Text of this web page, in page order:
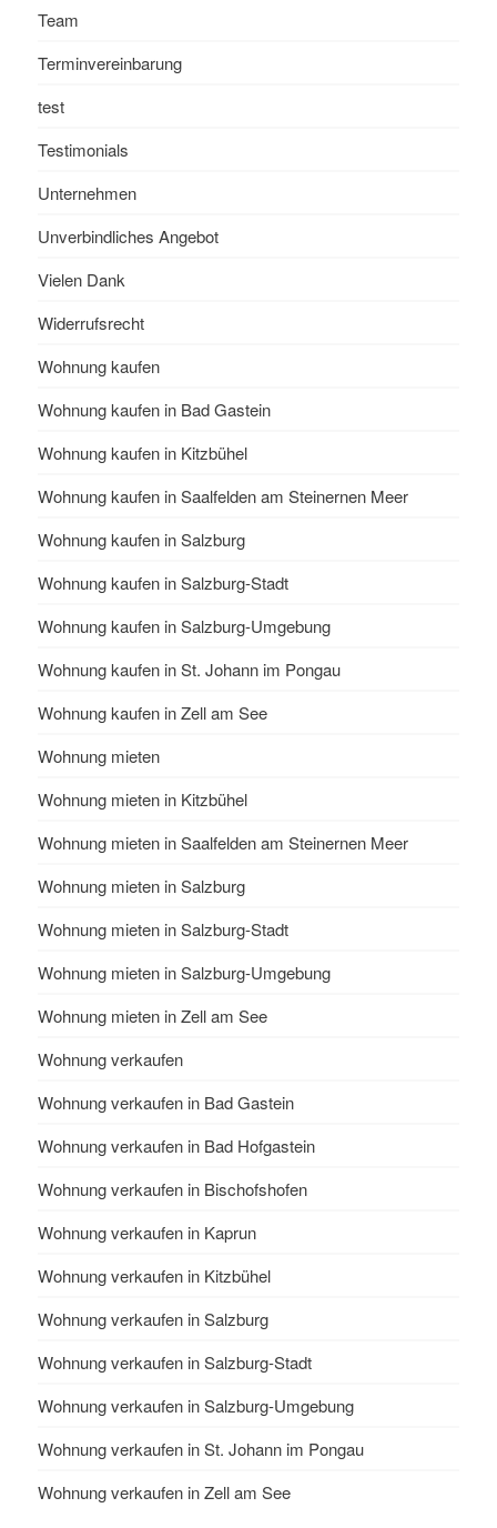
Team
Terminvereinbarung
test
Testimonials
Unternehmen
Unverbindliches Angebot
Vielen Dank
Widerrufsrecht
Wohnung kaufen
Wohnung kaufen in Bad Gastein
Wohnung kaufen in Kitzbühel
Wohnung kaufen in Saalfelden am Steinernen Meer
Wohnung kaufen in Salzburg
Wohnung kaufen in Salzburg-Stadt
Wohnung kaufen in Salzburg-Umgebung
Wohnung kaufen in St. Johann im Pongau
Wohnung kaufen in Zell am See
Wohnung mieten
Wohnung mieten in Kitzbühel
Wohnung mieten in Saalfelden am Steinernen Meer
Wohnung mieten in Salzburg
Wohnung mieten in Salzburg-Stadt
Wohnung mieten in Salzburg-Umgebung
Wohnung mieten in Zell am See
Wohnung verkaufen
Wohnung verkaufen in Bad Gastein
Wohnung verkaufen in Bad Hofgastein
Wohnung verkaufen in Bischofshofen
Wohnung verkaufen in Kaprun
Wohnung verkaufen in Kitzbühel
Wohnung verkaufen in Salzburg
Wohnung verkaufen in Salzburg-Stadt
Wohnung verkaufen in Salzburg-Umgebung
Wohnung verkaufen in St. Johann im Pongau
Wohnung verkaufen in Zell am See